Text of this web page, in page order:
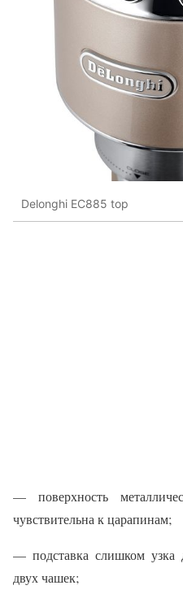
Delonghi EC885 top
— поверхность
чувствительна к царапинам;
— подставка слишком узка
двух чашек;